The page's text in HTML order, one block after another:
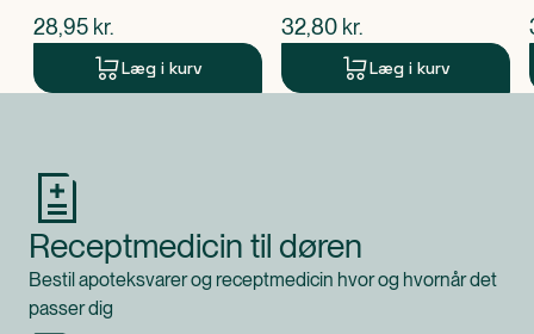
$nuværende pris
28,95 kr.
Læg i kurv
$nuværende pris
32,80 kr.
Læg i kurv
Receptmedicin til døren
Bestil apoteksvarer og receptmedicin hvor og hvornår det
passer dig